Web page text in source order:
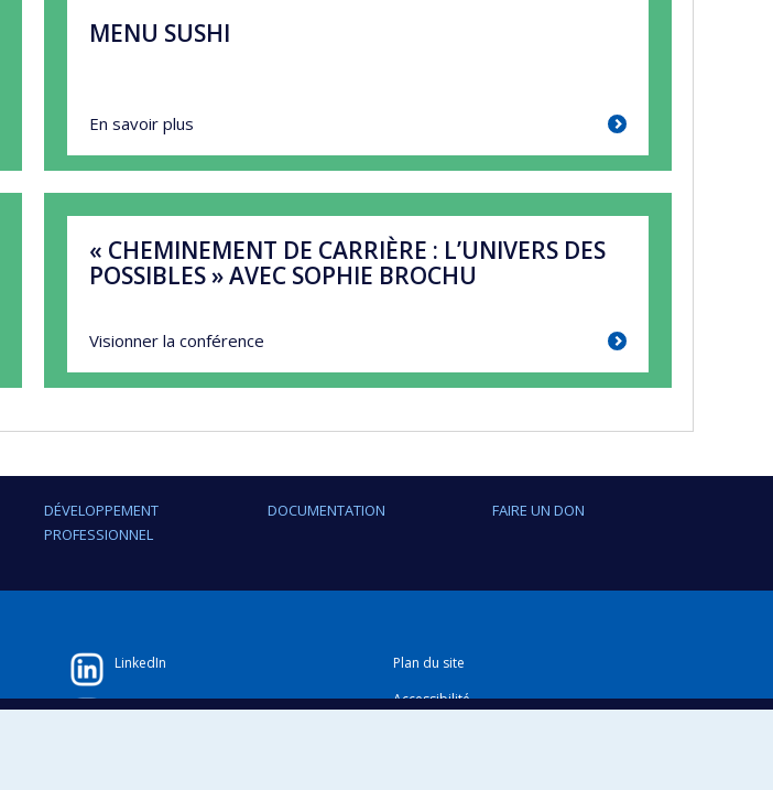
MENU SUSHI
En savoir plus
« CHEMINEMENT DE CARRIÈRE : L’UNIVERS DES
POSSIBLES » AVEC SOPHIE BROCHU
Visionner la conférence
DÉVELOPPEMENT
PROFESSIONNEL
DOCUMENTATION FAIRE UN DON
LinkedIn
Instagram
Plan du site
Accessibilité